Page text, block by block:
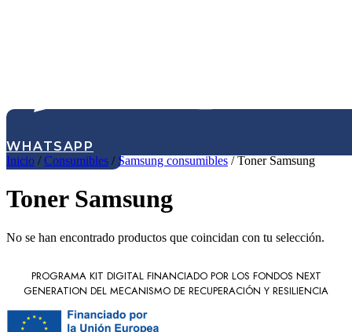
WHATSAPP
Inicio /Consumibles / Samsung consumibles / Toner Samsung
Toner Samsung
No se han encontrado productos que coincidan con tu selección.
PROGRAMA KIT DIGITAL FINANCIADO POR LOS FONDOS NEXT
GENERATION DEL MECANISMO DE RECUPERACIÓN Y RESILIENCIA